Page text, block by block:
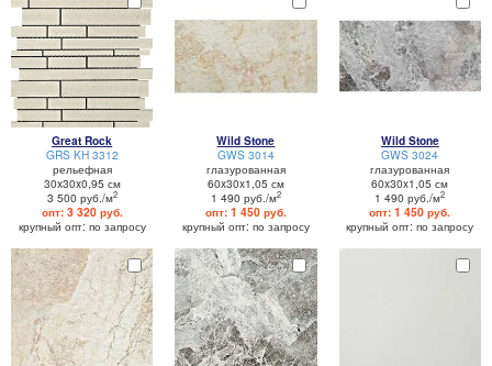
Great Rock
GRS KH 3312
рельефная
30x30x0,95 см
3 500 руб./м2
опт: 3 320 руб.
крупный опт: по запросу
Wild Stone
GWS 3014
глазурованная
60x30x1,05 см
1 490 руб./м2
опт: 1 450 руб.
крупный опт: по запросу
Wild Stone
GWS 3024
глазурованная
60x30x1,05 см
1 490 руб./м2
опт: 1 450 руб.
крупный опт: по запросу